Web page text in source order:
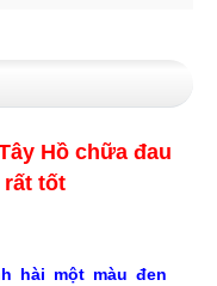
Hồ chữa đau
rất tốt
hài một màu đen